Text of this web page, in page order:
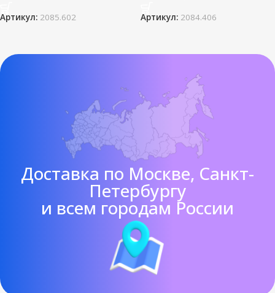
Артикул: 2085.602 Артикул: 2084.406
Доставка по Москве, Санкт-
Петербургу
и всем городам России